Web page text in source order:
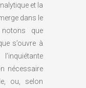
et la
dans le
notons que
s’ouvre à
nécessaire
ou, selon